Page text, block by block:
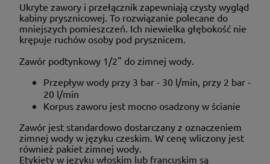
Ukryte zawory i przełącznik zapewniają czysty wygląd
kabiny prysznicowej. To rozwiązanie polecane do
mniejszych pomieszczeń. Ich niewielka głębokość nie
krępuje ruchów osoby pod prysznicem.
Zawór podtynkowy 1/2" do zimnej wody.
Przepływ wody przy 3 bar - 30 l/min, przy 2 bar -
20 l/min
Korpus zaworu jest mocno osadzony w ścianie
Zawór jest standardowo dostarczany z oznaczeniem
zimnej wody w języku czeskim. W cenę wliczony jest
również pakiet zimnej wody.
Etykiety w języku włoskim lub francuskim są